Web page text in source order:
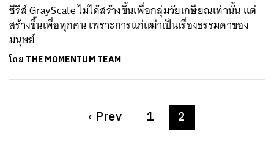
ซีรีส์ GrayScale ไม่ได้สร้างขึ้นเพื่อกลุ่มวัยเกษียณเท่านั้น แต่
สร้างขึ้นเพื่อทุกคน เพราะการแก่เฒ่าเป็นเรื่องธรรมดาของ
มนุษย์
โดย THE MOMENTUM TEAM
‹ Prev 1 2